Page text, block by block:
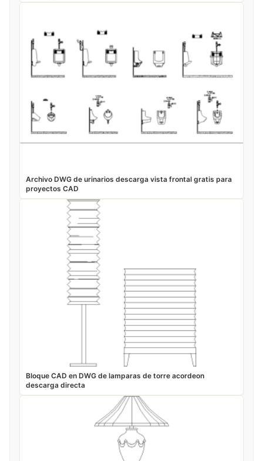
Archivo DWG de urinarios descarga vista frontal gratis para
proyectos CAD
Bloque CAD en DWG de lamparas de torre acordeon
descarga directa